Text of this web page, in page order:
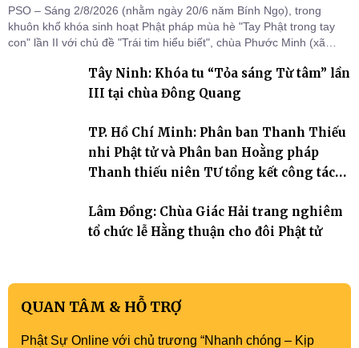
PSO – Sáng 2/8/2026 (nhằm ngày 20/6 năm Bính Ngọ), trong
khuôn khổ khóa sinh hoạt Phật pháp mùa hè "Tay Phật trong tay
con" lần II với chủ đề "Trái tim hiểu biết", chùa Phước Minh (xã
cho hơn 60 tu sinh.Tây Ninh: Khóa tu “Tỏa sáng Từ tâm” lần
III tại chùa Đông Quang
TP. Hồ Chí Minh: Phân ban Thanh Thiếu
nhi Phật tử và Phân ban Hoằng pháp
Thanh thiếu niên TƯ tổng kết công tác
Lâm Đồng: Chùa Giác Hải trang nghiêm
tổ chức lễ Hằng thuận cho đôi Phật tử
QUAN TÂM & HỖ TRỢ
Phật Sự Online với chủ trương “Nhanh chóng – Kịp